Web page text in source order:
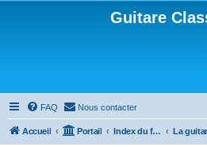
Guitare
FAQ Nous contacter
Accueil Portail Index du forum